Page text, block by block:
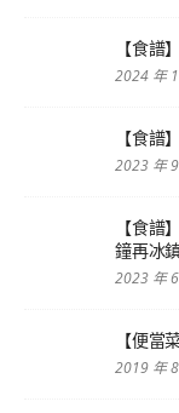
【食譜
2024 年
【食譜
2023 年
【食
鐘再冰
2023 年
【便當
2019 年